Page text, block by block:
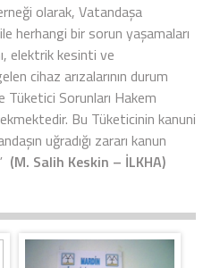
olarak, Vatandaşa
herhangi bir sorun yaşamaları
elektrik kesinti ve
cihaz arızalarının durum
Tüketici Sorunları Hakem
Bu Tüketicinin kanuni
uğradığı zararı kanun
(M. Salih Keskin – İLKHA)